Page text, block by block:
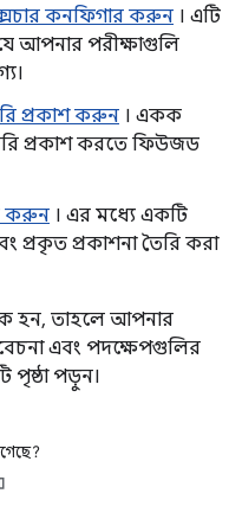
কনফিগার করুন । এটি
আপনার পরীক্ষাগুলি
প্রকাশ করুন । একক
প্রকাশ করতে ফিউজড
করুন । এর মধ্যে একটি
প্রকৃত প্রকাশনা তৈরি করা
হন, তাহলে আপনার
এবং পদক্ষেপগুলির
পৃষ্ঠা পড়ুন।